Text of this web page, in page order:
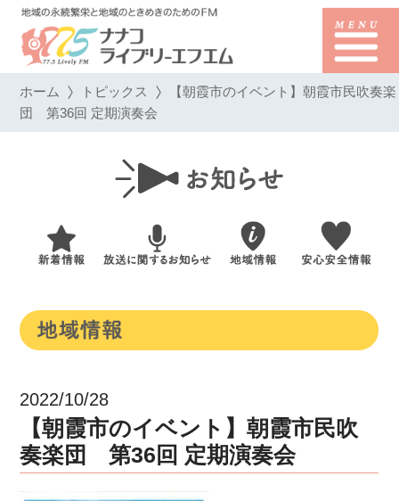
ホーム トピックス 【朝霞市のイベント】朝霞市民吹奏楽
団 第36回 定期演奏会
2022/10/28
【朝霞市のイベント】朝霞市民吹
奏楽団 第36回 定期演奏会